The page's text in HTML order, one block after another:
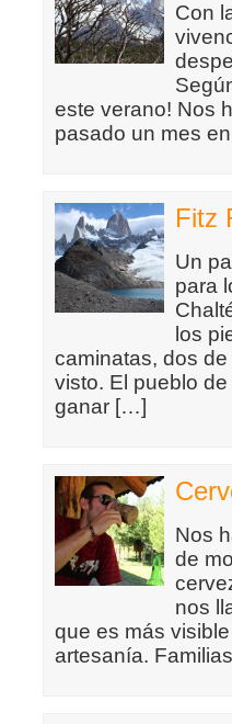
Con
este verano! Nos
pasado un mes
Fitz
Un
para
los
caminatas, dos
visto. El pueblo
ganar […]
Nos
de
nos
que es más
artesanía.